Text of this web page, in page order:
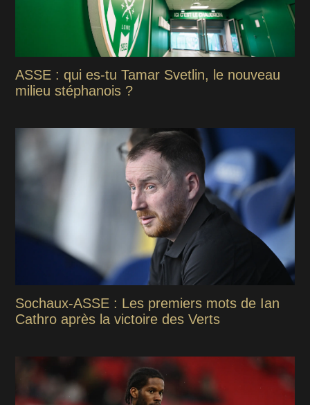
ASSE : qui es-tu Tamar Svetlin, le nouveau
milieu stéphanois ?
Sochaux-ASSE : Les premiers mots de Ian
Cathro après la victoire des Verts